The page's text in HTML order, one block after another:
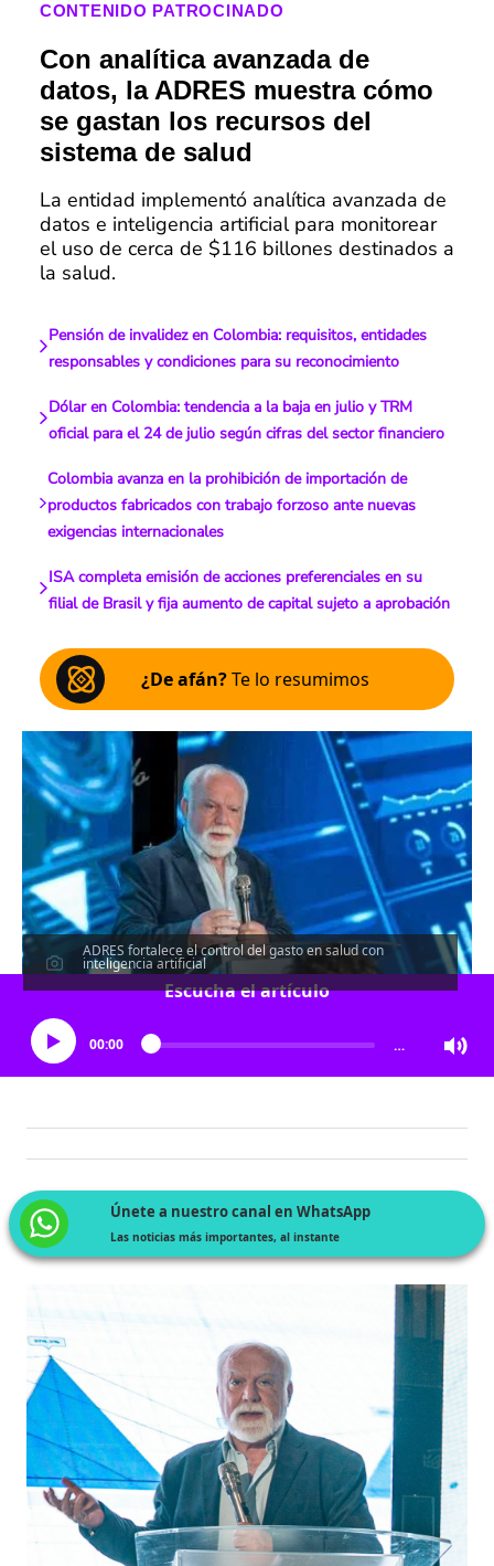
CONTENIDO PATROCINADO
Con analítica avanzada de
datos, la ADRES muestra cómo
se gastan los recursos del
sistema de salud
La entidad implementó analítica avanzada de
datos e inteligencia artificial para monitorear
el uso de cerca de $116 billones destinados a
la salud.
Pensión de invalidez en Colombia: requisitos, entidades
responsables y condiciones para su reconocimiento
Dólar en Colombia: tendencia a la baja en julio y TRM
oficial para el 24 de julio según cifras del sector financiero
Colombia avanza en la prohibición de importación de
productos fabricados con trabajo forzoso ante nuevas
exigencias internacionales
ISA completa emisión de acciones preferenciales en su
filial de Brasil y fija aumento de capital sujeto a aprobación
¿De afán?Te lo resumimos
ADRES fortalece el control del gasto en salud con
inteligencia artificial
Escucha el artículo
00:00 …
Únete a nuestro canal en WhatsApp
Las noticias más importantes, al instante